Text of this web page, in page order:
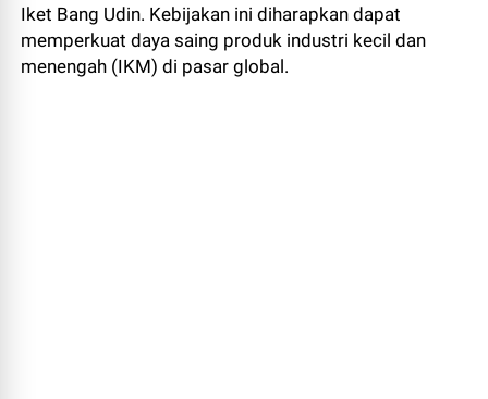
Iket Bang Udin. Kebijakan ini diharapkan dapat
memperkuat daya saing produk industri kecil dan
menengah (IKM) di pasar global.